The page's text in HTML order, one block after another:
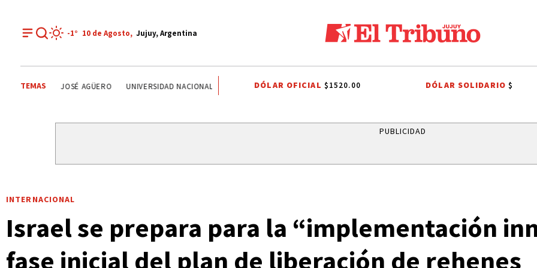
-1° 10 de Agosto, Jujuy, Argentina
TEMAS
JUAN JOSÉ AGÜERO UNIVERSIDAD NACIONAL DE JUJUY SAN PEDRO DE JUJUY HOMBRES Y MUJERES QUE HICIERON HISTORIA
DÓLAR OFICIAL $1520.00 DÓLAR SOLIDARIO$
PUBLICIDAD
INTERNACIONAL
Israel se prepara para la “implementación
fase inicial del plan de liberación de rehenes